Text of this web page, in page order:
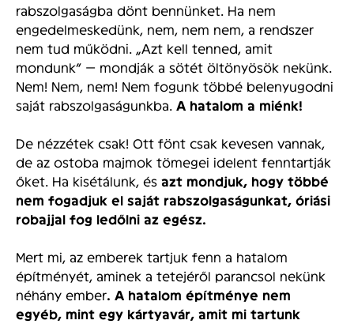
rabszolgaságba dönt bennünket. Ha nem
engedelmeskedünk, nem, nem nem, a rendszer
nem tud működni. „Azt kell tenned, amit
mondunk” — mondják a sötét öltönyösök nekünk.
Nem! Nem, nem! Nem fogunk többé belenyugodni
saját rabszolgaságunkba. A hatalom a miénk!
De nézzétek csak! Ott fönt csak kevesen vannak,
de az ostoba majmok tömegei idelent fenntartják
őket. Ha kisétálunk, és azt mondjuk, hogy többé
nem fogadjuk el saját rabszolgaságunkat, óriási
robajjal fog ledőlni az egész.
Mert mi, az emberek tartjuk fenn a hatalom
építményét, aminek a tetejéről parancsol nekünk
néhány ember. A hatalom építménye nem
egyéb, mint egy kártyavár, amit mi tartunk